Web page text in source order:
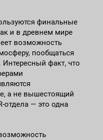
финальные
и в древнем мире
возможность
пообщаться
Интересный факт, что
а не вышестоящий
отдела — это одна